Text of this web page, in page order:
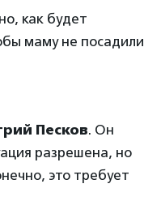
как будет
маму не посадили
Песков. Он
разрешена, но
это требует